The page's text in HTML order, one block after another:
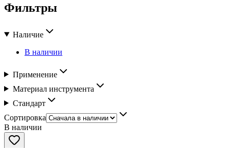
Фильтры
Наличие
В наличии
Применение
Материал инструмента
Стандарт
Сортировка
В наличии